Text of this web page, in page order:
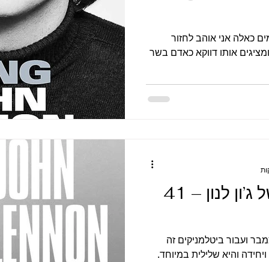
כאלה אני אוהב לחזור
אותו דווקא כאדם בשר
הימים האחרונים של ג’ון לנון – 41
ועבור ביטלמניקים זה
והיא שלילית במיוחד.